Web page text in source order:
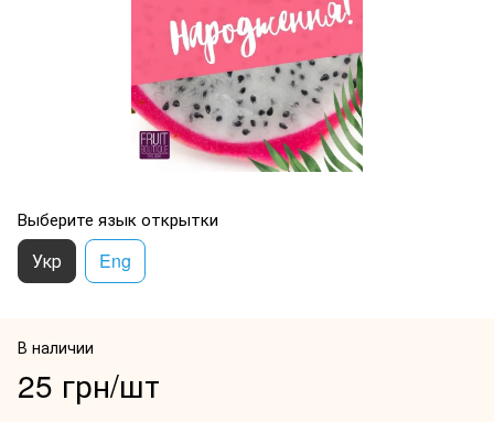
Выберите язык открытки
Укр Eng
В наличии
25 грн/шт